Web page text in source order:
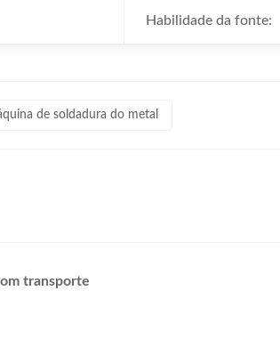
Habilidade da fonte:
de soldadura do metal
transporte